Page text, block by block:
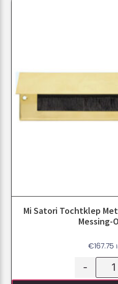
Mi Satori Tochtklep
Messing-
€167.75
-